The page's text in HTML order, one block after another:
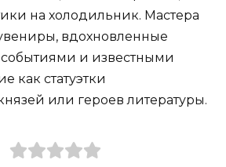
на холодильник. Мастера
вдохновленные
и известными
как статуэтки
или героев литературы.